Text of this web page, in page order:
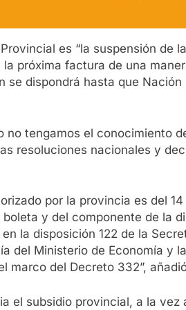
es “la suspensión de
próxima factura de una
se dispondrá hasta que
no tengamos el conocimiento
resoluciones nacionales y
por la provincia es del
y del componente de la
la disposición 122 de la
del Ministerio de Economía y
marco del Decreto 332”,
el subsidio provincial, a la vez